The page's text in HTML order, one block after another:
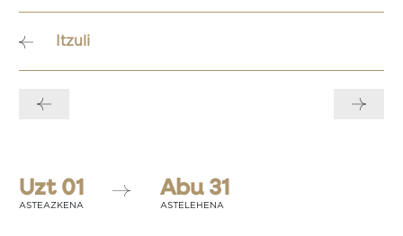
Itzuli
zehar
Uzt 01
ASTEAZKENA
Abu 31
ASTELEHENA